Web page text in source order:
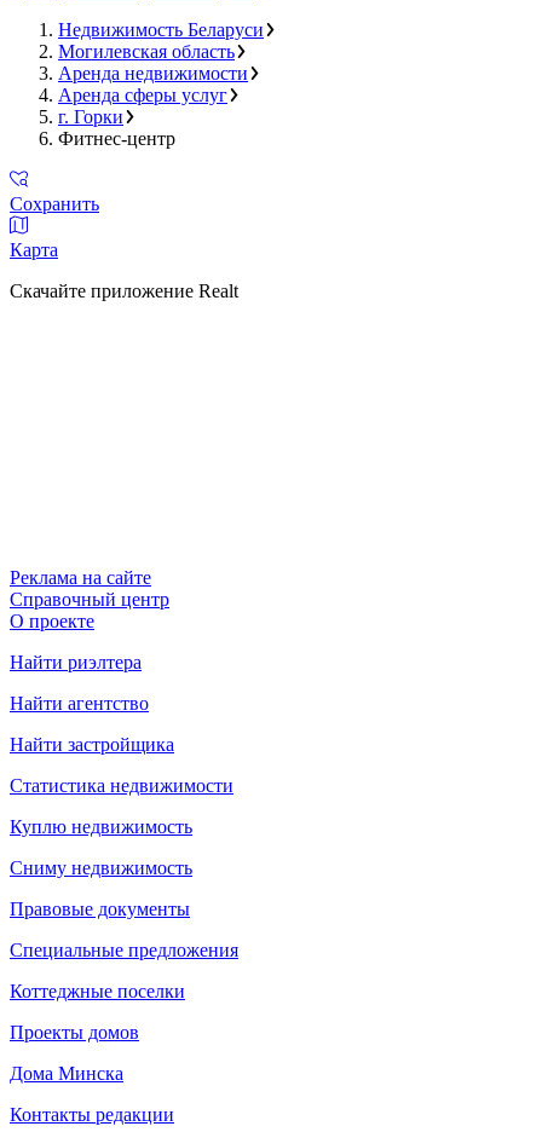
Недвижимость Беларуси
Могилевская область
Аренда недвижимости
Аренда сферы услуг
г. Горки
Фитнес-центр
Сохранить
Карта
Скачайте приложение Realt
Реклама на сайте
Справочный центр
О проекте
Найти риэлтера
Найти агентство
Найти застройщика
Статистика недвижимости
Куплю недвижимость
Сниму недвижимость
Правовые документы
Специальные предложения
Коттеджные поселки
Проекты домов
Дома Минска
Контакты редакции